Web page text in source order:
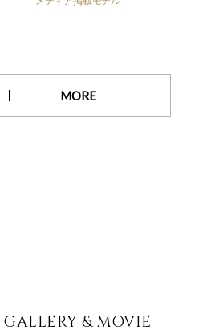
MORE
GALLERY & MOVIE